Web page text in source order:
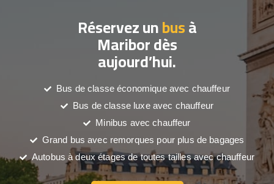
Réservez unbusà
Maribor dès
aujourd’hui.
Bus de classe économique avec chauffeur
Bus de classe luxe avec chauffeur
Minibus avec chauffeur
Grand bus avec remorques pour plus de bagages
Autobus à deux étages de toutes tailles avec chauffeur